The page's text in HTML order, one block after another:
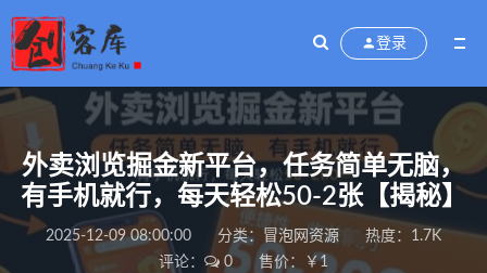
登录
外卖浏览掘金新平台，任务简单无脑，
有手机就行，每天轻松50-2张【揭秘】
2025-12-09 08:00:00 分类： 冒泡网资源
热度：1.7K
评论：
0 售价：￥1